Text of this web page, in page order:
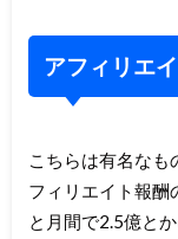
アフィリエ
こちらは有名なも
フィリエイト報酬
と月間で2.5億と